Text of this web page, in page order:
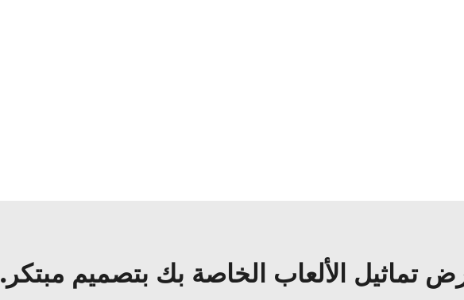
تماثيل الألعاب الخاصة بك بتصميم مبتكر.